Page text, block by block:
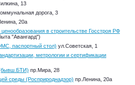
13
дорога, 3
20а
в строительстве Госстроя РФ
"Авангард")
паспортный стол) ул.Советская, 1
метрологии и сертификации
(бывш.БТИ) пр.Мира, 28
среды (Росприроднадзор) пр.Ленина, 20а